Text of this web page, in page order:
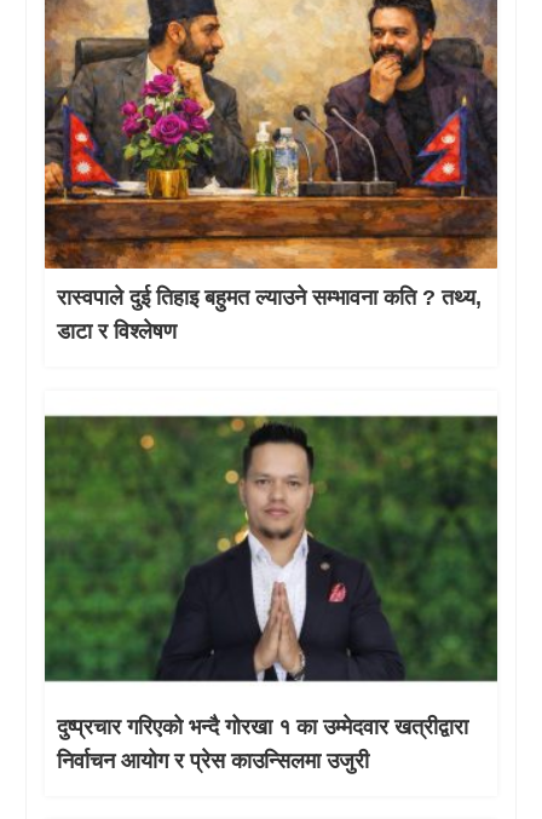
रास्वपाले दुई तिहाइ बहुमत ल्याउने सम्भावना कति ? तथ्य,
डाटा र विश्लेषण
दुष्प्रचार गरिएको भन्दै गोरखा १ का उम्मेदवार खत्रीद्वारा
निर्वाचन आयोग र प्रेस काउन्सिलमा उजुरी